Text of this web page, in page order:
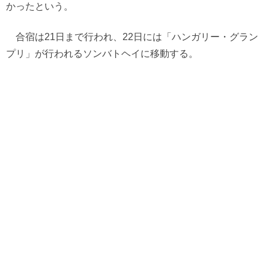
かったという。
合宿は21日まで行われ、22日には「ハンガリー・グラン
プリ」が行われるソンバトヘイに移動する。